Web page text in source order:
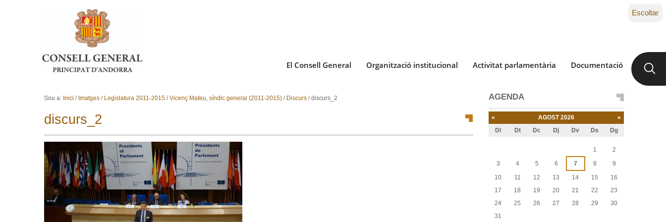
Ves al contingut.
Salta a la navegació
El Consell General Organització institucional Activitat parlamentària Documentació
Escoltar
Sou a: Inici / Imatges / Legislatura 2011-2015 /Vicenç Mateu, síndic general (2011-2015) / Discurs /discurs_2
discurs_2
AGENDA
« AGOST 2026 »
Dl Dt Dc Dj Dv Ds Dg
1
2
3
4 5 6 7 8
9
10
11 12 13 14 15
16
17
18 19 20 21 22
23
24
25 26 27 28 29
30
31